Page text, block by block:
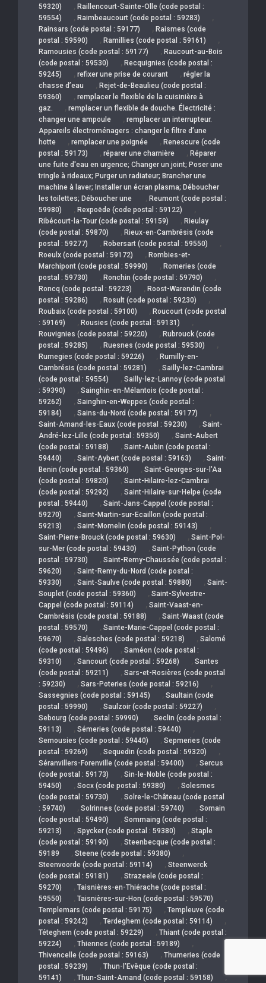
59320)
, Raillencourt-Sainte-Olle (code postal :
59554)
, Raimbeaucourt (code postal : 59283) ,
Rainsars (code postal : 59177) , Raismes (code
postal : 59590)
, Ramillies (code postal : 59161) ,
Ramousies (code postal : 59177) , Raucourt-au-Bois
(code postal : 59530)
, Recquignies (code postal :
59245)
, refixer une prise de courant , régler la
chasse d’eau
, Rejet-de-Beaulieu (code postal :
59360)
, remplacer le flexible de la cuisinière à
gaz.
, remplacer un flexible de douche. Électricité :
changer une ampoule
, remplacer un interrupteur.
Appareils électroménagers : changer le filtre d’une
hotte
, remplacer une poignée , Renescure (code
postal : 59173)
, réparer une charnière , Réparer
une fuite d'eau en urgence; Changer un joint; Poser une
tringle à rideaux; Purger un radiateur; Brancher une
machine à laver; Installer un écran plasma; Déboucher
les toilettes; Déboucher une
, Reumont (code postal :
59980)
, Rexpoëde (code postal : 59122) ,
Ribécourt-la-Tour (code postal : 59159) , Rieulay
(code postal : 59870)
, Rieux-en-Cambrésis (code
postal : 59277)
, Robersart (code postal : 59550) ,
Roeulx (code postal : 59172) , Rombies-et-
Marchipont (code postal : 59990)
, Romeries (code
postal : 59730)
, Ronchin (code postal : 59790) ,
Roncq (code postal : 59223) , Roost-Warendin (code
postal : 59286)
, Rosult (code postal : 59230) ,
Roubaix (code postal : 59100) , Roucourt (code postal
: 59169)
, Rousies (code postal : 59131) ,
Rouvignies (code postal : 59220) , Rubrouck (code
postal : 59285)
, Ruesnes (code postal : 59530) ,
Rumegies (code postal : 59226) , Rumilly-en-
Cambrésis (code postal : 59281)
, Sailly-lez-Cambrai
(code postal : 59554)
, Sailly-lez-Lannoy (code postal
: 59390)
, Sainghin-en-Mélantois (code postal :
59262)
, Sainghin-en-Weppes (code postal :
59184)
, Sains-du-Nord (code postal : 59177) ,
Saint-Amand-les-Eaux (code postal : 59230) , Saint-
André-lez-Lille (code postal : 59350)
, Saint-Aubert
(code postal : 59188)
, Saint-Aubin (code postal :
59440)
, Saint-Aybert (code postal : 59163) , Saint-
Benin (code postal : 59360)
, Saint-Georges-sur-l'Aa
(code postal : 59820)
, Saint-Hilaire-lez-Cambrai
(code postal : 59292)
, Saint-Hilaire-sur-Helpe (code
postal : 59440)
, Saint-Jans-Cappel (code postal :
59270)
, Saint-Martin-sur-Ecaillon (code postal :
59213)
, Saint-Momelin (code postal : 59143) ,
Saint-Pierre-Brouck (code postal : 59630) , Saint-Pol-
sur-Mer (code postal : 59430)
, Saint-Python (code
postal : 59730)
, Saint-Remy-Chaussée (code postal :
59620)
, Saint-Remy-du-Nord (code postal :
59330)
, Saint-Saulve (code postal : 59880) , Saint-
Souplet (code postal : 59360)
, Saint-Sylvestre-
Cappel (code postal : 59114)
, Saint-Vaast-en-
Cambrésis (code postal : 59188)
, Saint-Waast (code
postal : 59570)
, Sainte-Marie-Cappel (code postal :
59670)
, Salesches (code postal : 59218) , Salomé
(code postal : 59496)
, Saméon (code postal :
59310)
, Sancourt (code postal : 59268) , Santes
(code postal : 59211)
, Sars-et-Rosières (code postal
: 59230)
, Sars-Poteries (code postal : 59216) ,
Sassegnies (code postal : 59145) , Saultain (code
postal : 59990)
, Saulzoir (code postal : 59227) ,
Sebourg (code postal : 59990) , Seclin (code postal :
59113)
, Sémeries (code postal : 59440) ,
Semousies (code postal : 59440) , Sepmeries (code
postal : 59269)
, Sequedin (code postal : 59320) ,
Séranvillers-Forenville (code postal : 59400) , Sercus
(code postal : 59173)
, Sin-le-Noble (code postal :
59450)
, Socx (code postal : 59380) , Solesmes
(code postal : 59730)
, Solre-le-Château (code postal
: 59740)
, Solrinnes (code postal : 59740) , Somain
(code postal : 59490)
, Sommaing (code postal :
59213)
, Spycker (code postal : 59380) , Staple
(code postal : 59190)
, Steenbecque (code postal :
59189
, Steene (code postal : 59380) ,
Steenvoorde (code postal : 59114) , Steenwerck
(code postal : 59181)
, Strazeele (code postal :
59270)
, Taisnières-en-Thiérache (code postal :
59550)
, Taisnières-sur-Hon (code postal : 59570) ,
Templemars (code postal : 59175) , Templeuve (code
postal : 59242)
, Terdeghem (code postal : 59114) ,
Téteghem (code postal : 59229) , Thiant (code postal :
59224)
, Thiennes (code postal : 59189) ,
Thivencelle (code postal : 59163) , Thumeries (code
postal : 59239)
, Thun-l'Evêque (code postal :
59141)
, Thun-Saint-Amand (code postal : 59158) ,